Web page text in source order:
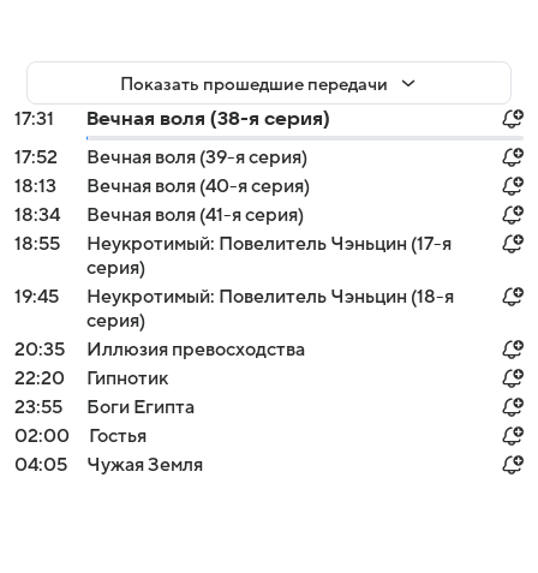
Показать прошедшие передачи
17:31
Вечная воля (38-я серия)
17:52
Вечная воля (39-я серия)
18:13
Вечная воля (40-я серия)
18:34
Вечная воля (41-я серия)
18:55
Неукротимый: Повелитель Чэньцин (17-я
серия)
19:45
Неукротимый: Повелитель Чэньцин (18-я
серия)
20:35
Иллюзия превосходства
22:20
Гипнотик
23:55
Боги Египта
02:00
Гостья
04:05
Чужая Земля